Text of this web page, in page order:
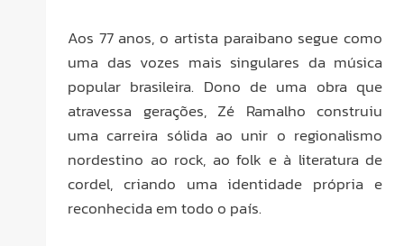
Aos 77 anos, o artista paraibano segue como
uma das vozes mais singulares da música
popular brasileira. Dono de uma obra que
atravessa gerações, Zé Ramalho construiu
uma carreira sólida ao unir o regionalismo
nordestino ao rock, ao folk e à literatura de
cordel, criando uma identidade própria e
reconhecida em todo o país.